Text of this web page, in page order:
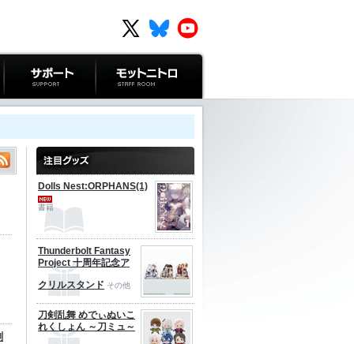
サポート モットニトロ
Dolls Nest:ORPHANS(1)
書籍
Thunderbolt Fantasy
Project 十周年記念ア
クリルスタンド その他
刀剣乱舞 めでぃぬいこ
れくしょん ～刀ミュ～